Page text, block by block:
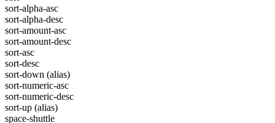
sort-alpha-asc
sort-alpha-desc
sort-amount-asc
sort-amount-desc
sort-asc
sort-desc
sort-down (alias)
sort-numeric-asc
sort-numeric-desc
sort-up (alias)
space-shuttle